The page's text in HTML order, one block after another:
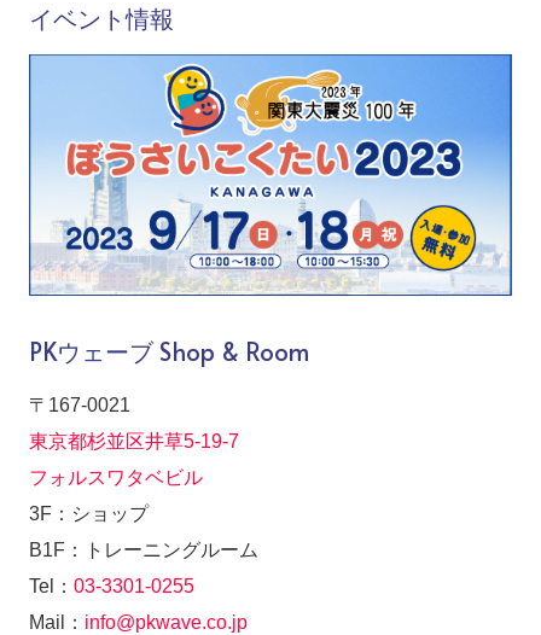
イベント情報
PKウェーブ Shop & Room
〒167-0021
東京都杉並区井草5-19-7
フォルスワタベビル
3F：ショップ
B1F：トレーニングルーム
Tel： 03-3301-0255
Mail： info@pkwave.co.jp